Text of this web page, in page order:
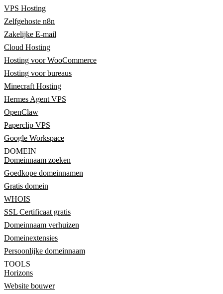
VPS Hosting
Zelfgehoste n8n
Zakelijke E-mail
Cloud Hosting
Hosting voor WooCommerce
Hosting voor bureaus
Minecraft Hosting
Hermes Agent VPS
OpenClaw
Paperclip VPS
Google Workspace
DOMEIN
Domeinnaam zoeken
Goedkope domeinnamen
Gratis domein
WHOIS
SSL Certificaat gratis
Domeinnaam verhuizen
Domeinextensies
Persoonlijke domeinnaam
TOOLS
Horizons
Website bouwer